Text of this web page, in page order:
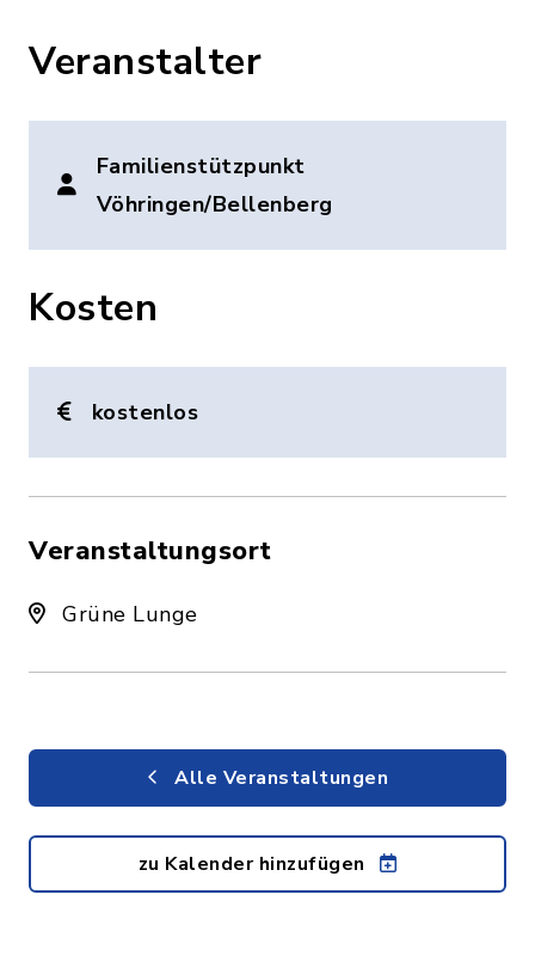
Veranstalter
Familienstützpunkt
Vöhringen/Bellenberg
Kosten
kostenlos
Veranstaltungsort
Grüne Lunge
Alle Veranstaltungen
zu Kalender hinzufügen